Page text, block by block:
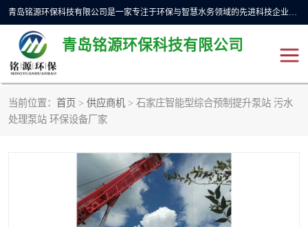
青岛铭源环保科技有限公司是一家专注于环保与智慧水务领域的先进科技企业，公司专注于云智能一体化预制泵站、水务循环利用、海绵城市、云智慧水务开发及新型环保技术研发等领域。铭源环保以为客户提供优质产品、专业技术服务为己任。为客户提供量身定制方案，提供多种配置方案满足实际使用要求。严控供货周期，并提供高标准后期维护。以环保为己任，视质量如生命，以技术做先导，靠诚信赢客户。
青岛铭源环保科技有限公司
当前位置： 首页 > 供应商机 > 石家庄智能型综合预制提升泵站 污水
处理泵站 环保设备厂家
一体化HMPP泵站
智能截流井 智能旋转喷射器
液动限流闸门
加压泵房/灌溉泵房 一体化预制泵站